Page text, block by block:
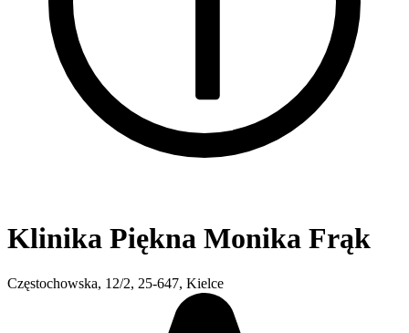
Klinika Piękna Monika Frąk
Częstochowska, 12/2, 25-647, Kielce